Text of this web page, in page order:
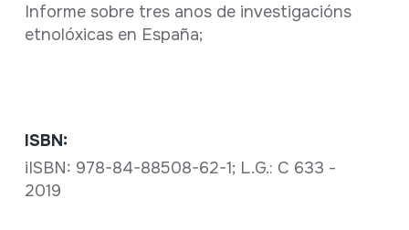
Informe sobre tres anos de investigacións
etnolóxicas en España;
ISBN:
iISBN: 978-84-88508-62-1; L.G.: C 633 -
2019